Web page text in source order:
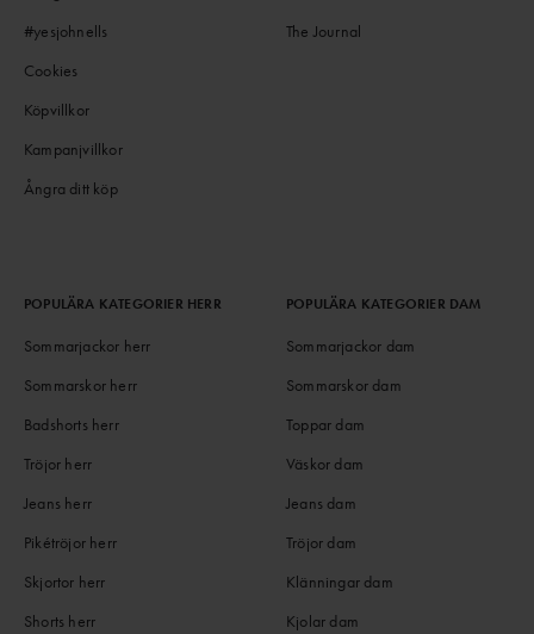
#yesjohnells
Cookies
Köpvillkor
Kampanjvillkor
Ångra ditt köp
The Journal
POPULÄRA KATEGORIER HERR
Sommarjackor herr
Sommarskor herr
Badshorts herr
Tröjor herr
Jeans herr
Pikétröjor herr
Skjortor herr
Shorts herr
POPULÄRA KATEGORIER DAM
Sommarjackor dam
Sommarskor dam
Toppar dam
Väskor dam
Jeans dam
Tröjor dam
Klänningar dam
Kjolar dam